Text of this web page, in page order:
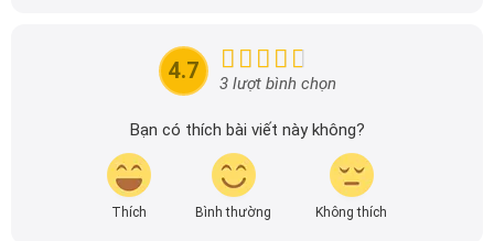
tin nhanh chóng và dễ dàng hơn.
4.7 3 lượt bình chọn
Bạn có thích bài viết này không?
Thích Bình thường Không thích